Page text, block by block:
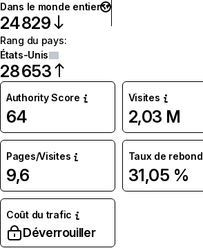
Dans le monde entier
24 829
Rang du pays:
États-Unis
28 653
Authority Score
64
Visites
2,03 M
Pages/Visites
9,6
Taux de rebond
31,05 %
Coût du trafic
Déverrouiller